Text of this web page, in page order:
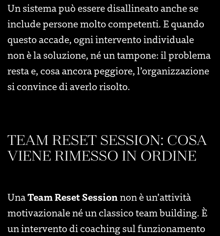
Un sistema può essere disallineato anche se
include persone molto competenti. E quando
questo accade, ogni intervento individuale
non è la soluzione, né un tampone: il problema
resta e, cosa ancora peggiore, l’organizzazione
si convince di averlo risolto.
TEAM RESET SESSION: COSA
VIENE RIMESSO IN ORDINE
UnaTeam Reset Sessionnon è un’attività
motivazionale né un classico team building. È
un intervento di coaching sul funzionamento